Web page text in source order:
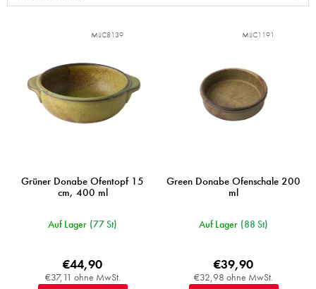
e
Grüner Donabe Ofentopf 15
cm, 400 ml
Auf Lager (77 St)
€37,11 ohne MwSt.
€44,90
MIJC8139
Green Donabe Ofenschale 200
ml
Auf Lager (88 St)
€32,98 ohne MwSt.
€39,90
MIJC1191